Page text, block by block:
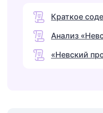
Краткое
Анализ
«Невский